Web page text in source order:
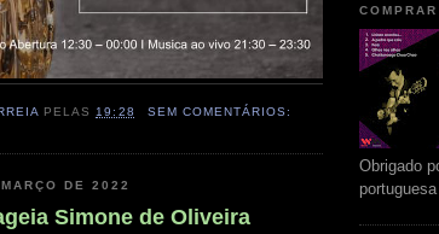
PELAS 19:28 SEM COMENTÁRIOS:
DE 2022
Simone de Oliveira
Obrigado
portuguesa